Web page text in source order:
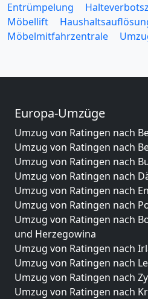
Entrümpelung
Möbellift
Möbelmitfahrzentrale
Europa-Umzüge
Umzug von Ratingen nach
Umzug von Ratingen nach
Umzug von Ratingen nach
Umzug von Ratingen nach
Umzug von Ratingen nach
Umzug von Ratingen nach
Umzug von Ratingen nach
und Herzegowina
Umzug von Ratingen nach
Umzug von Ratingen nach
Umzug von Ratingen nach
Umzug von Ratingen nach